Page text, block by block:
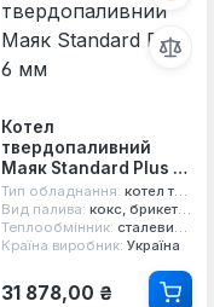
Котел
твердопаливний
Маяк Standard Plus 6
мм
Тип обладнання: котел твердопаливний
Вид палива: кокс, брикети, дерево, вугілля
Теплообмінник: сталевий 6 мм
Країна виробник: Україна
Звичайна ціна:
31 878,00 ₴